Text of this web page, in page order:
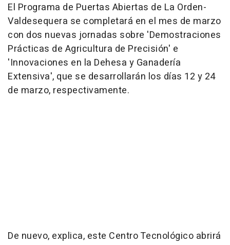
El Programa de Puertas Abiertas de La Orden-
Valdesequera se completará en el mes de marzo
con dos nuevas jornadas sobre 'Demostraciones
Prácticas de Agricultura de Precisión' e
'Innovaciones en la Dehesa y Ganadería
Extensiva', que se desarrollarán los días 12 y 24
de marzo, respectivamente.
De nuevo, explica, este Centro Tecnológico abrirá